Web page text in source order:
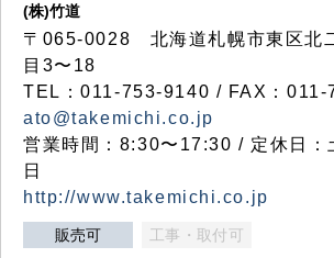
(株)竹道
〒065-0028 北海道札幌市東区北
目3〜18
TEL：011-753-9140 / FAX：011-
ato@takemichi.co.jp
営業時間：8:30〜17:30 / 定休日：
日
http://www.takemichi.co.jp
販売可 工事・取付可